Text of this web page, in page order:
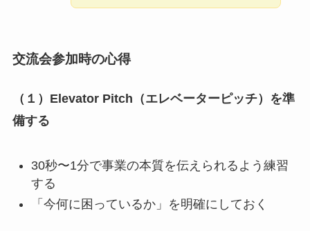
交流会参加時の心得
（１）Elevator Pitch（エレベーターピッチ）を準
備する
30秒〜1分で事業の本質を伝えられるよう練習
する
「今何に困っているか」を明確にしておく